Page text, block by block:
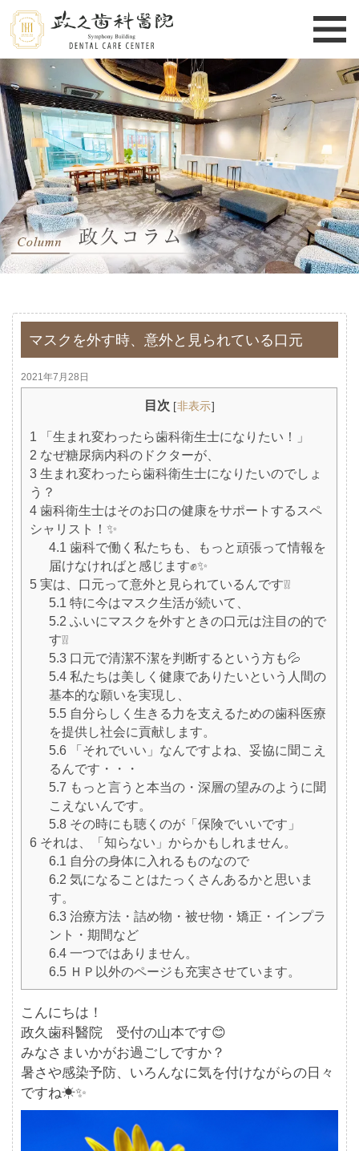
マスクを外す時、意外と見られている口元
2021年7月28日
目次 [非表示]
1 「生まれ変わったら歯科衛生士になりたい！」
2 なぜ糖尿病内科のドクターが、
3 生まれ変わったら歯科衛生士になりたいのでしょ
う？
4 歯科衛生士はそのお口の健康をサポートするスペ
シャリスト！✨
4.1 歯科で働く私たちも、もっと頑張って情報を
届けなければと感じます✊✨
5 実は、口元って意外と見られているんです❕❕
5.1 特に今はマスク生活が続いて、
5.2 ふいにマスクを外すときの口元は注目の的で
す❕❕
5.3 口元で清潔不潔を判断するという方も💦
5.4 私たちは美しく健康でありたいという人間の
基本的な願いを実現し、
5.5 自分らしく生きる力を支えるための歯科医療
を提供し社会に貢献します。
5.6 「それでいい」なんですよね、妥協に聞こえ
るんです・・・
5.7 もっと言うと本当の・深層の望みのように聞
こえないんです。
5.8 その時にも聴くのが「保険でいいです」
6 それは、「知らない」からかもしれません。
6.1 自分の身体に入れるものなので
6.2 気になることはたっくさんあるかと思いま
す。
6.3 治療方法・詰め物・被せ物・矯正・インプラ
ント・期間など
6.4 一つではありません。
6.5 ＨＰ以外のページも充実させています。
こんにちは！
政久歯科醫院 受付の山本です😊
みなさまいかがお過ごしですか？
暑さや感染予防、いろんなに気を付けながらの日々
ですね☀✨